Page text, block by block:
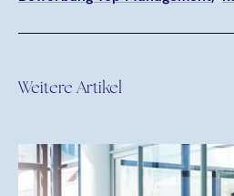
Weitere Artikel